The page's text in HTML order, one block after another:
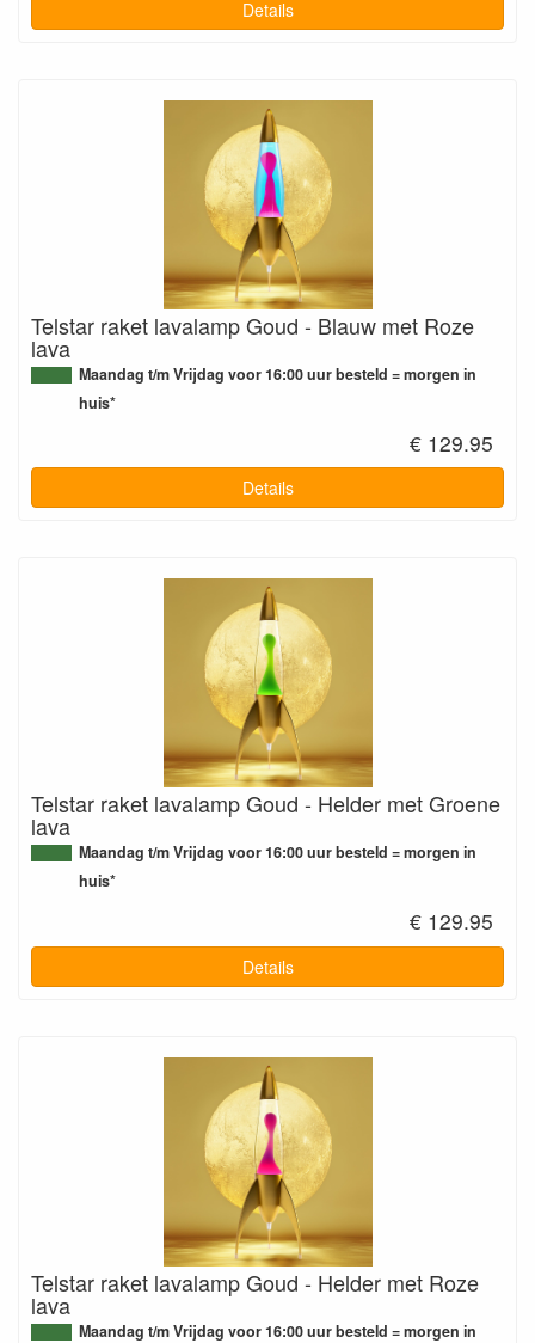
Details
Telstar raket lavalamp Goud - Blauw met Roze
lava
Maandag t/m Vrijdag voor 16:00 uur besteld = morgen in
huis*
€ 129.95
Details
Telstar raket lavalamp Goud - Helder met Groene
lava
Maandag t/m Vrijdag voor 16:00 uur besteld = morgen in
huis*
€ 129.95
Details
Telstar raket lavalamp Goud - Helder met Roze
lava
Maandag t/m Vrijdag voor 16:00 uur besteld = morgen in